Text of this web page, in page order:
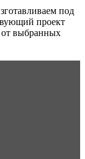
под
проект
от выбранных